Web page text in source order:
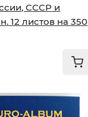
СССР и
12 листов на 350